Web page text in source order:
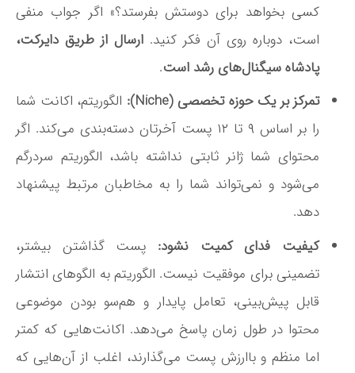
کسی بخواهد برای دوستش بفرستد؟» اگر جواب منفی
است، دوباره روی آن فکر کنید. ارسال از طریق دایرکت،
پادشاه سیگنال‌های رشد است.
تمرکز بر یک حوزه تخصصی (Niche):
الگوریتم، اکانت شما
را بر اساس ۹ تا ۱۲ پست آخرتان دسته‌بندی می‌کند
. اگر
محتوای شما ژانر ثابتی نداشته باشد، الگوریتم سردرگم
می‌شود و نمی‌تواند شما را به مخاطبان مرتبط پیشنهاد
دهد.
کیفیت فدای کمیت نشود: پست گذاشتن بیشتر،
تضمینی برای موفقیت نیست. الگوریتم به الگوهای انتشار
قابل پیش‌بینی، تعامل پایدار و هم‌سو بودن موضوعی
محتوا در طول زمان پاسخ می‌دهد. اکانت‌هایی که کمتر
اما منظم و باارزش پست می‌گذارند، اغلب از آن‌هایی که